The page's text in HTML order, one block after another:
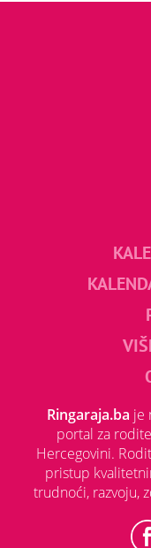
Ringaraja.ba je
portal za
Hercegovini.
pristup
trudnoći, razvoju,